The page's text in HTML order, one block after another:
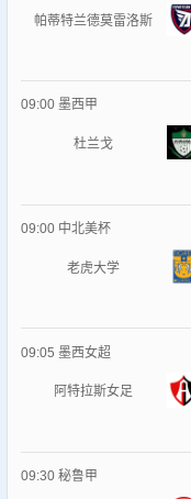
帕蒂特兰德莫雷洛斯
09:00 墨西甲
杜兰戈
09:00 中北美杯
老虎大学
09:05 墨西女超
阿特拉斯女足
09:30 秘鲁甲